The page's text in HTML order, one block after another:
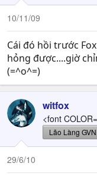
10/11/09
Cái đó hồi trước
hỏng được....giờ
(=^o^=)
witfox
<font
Lão Làng GVN
29/6/10